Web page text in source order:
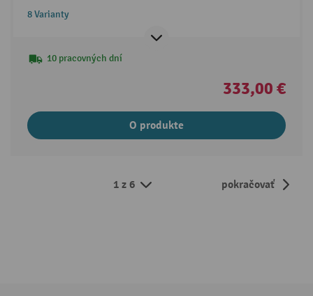
ocele
8 Varianty
10 pracovných dní
333,00 €
O produkte
1 z 6 pokračovať